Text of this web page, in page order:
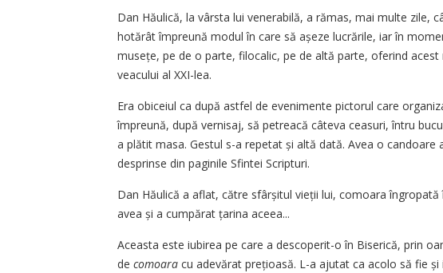
Dan Hăulică, la vârsta lui venerabilă, a rămas, mai multe zile,
hotărât împreună modul în care să așeze lucrările, iar în
musețe, pe de o parte, filocalic, pe de altă parte, oferind
veacului al XXI-lea.
Era obiceiul ca după astfel de evenimente pictorul care
împreună, după vernisaj, să petreacă câteva ceasuri, întru
a plătit masa. Gestul s-a repetat și altă dată. Avea o
desprinse din paginile Sfintei Scripturi.
Dan Hăulică a aflat, către sfârșitul vieții lui, comoara
avea și a cumpărat țarina aceea...
Aceasta este iubirea pe care a descoperit-o în Biserică, prin
de comoara cu adevărat prețioasă. L-a ajutat ca acolo să fie